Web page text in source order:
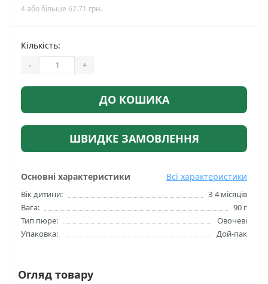
4 або більше 62.71 грн.
Основні характеристики Всі характеристики
Вік дитини:
З 4 місяців
Вага:
90 г
Тип пюре:
Овочеві
Упаковка:
Дой-пак
Кількість:
- +
ДО КОШИКА
ШВИДКЕ ЗАМОВЛЕННЯ
Огляд товару